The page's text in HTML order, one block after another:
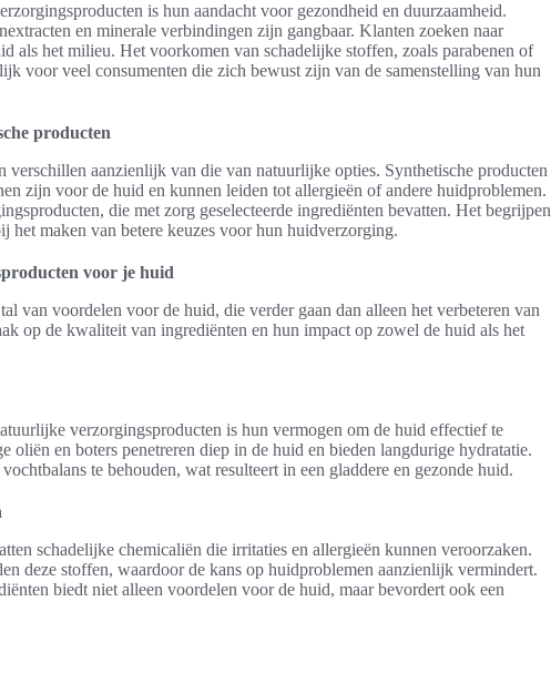
is hun aandacht voor gezondheid en duurzaamheid.
en minerale verbindingen zijn gangbaar. Klanten zoeken naar
als het milieu. Het voorkomen van schadelijke stoffen, zoals parabenen of
voor veel consumenten die zich bewust zijn van de samenstelling van hun
producten
verschillen aanzienlijk van die van natuurlijke opties. Synthetische producten
zijn voor de huid en kunnen leiden tot allergieën of andere huidproblemen.
die met zorg geselecteerde ingrediënten bevatten. Het begrijpen
het maken van betere keuzes voor hun huidverzorging.
voor je huid
van voordelen voor de huid, die verder gaan dan alleen het verbeteren van
op de kwaliteit van ingrediënten en hun impact op zowel de huid als het
verzorgingsproducten is hun vermogen om de huid effectief te
oliën en boters penetreren diep in de huid en bieden langdurige hydratatie.
te behouden, wat resulteert in een gladdere en gezonde huid.
schadelijke chemicaliën die irritaties en allergieën kunnen veroorzaken.
deze stoffen, waardoor de kans op huidproblemen aanzienlijk vermindert.
biedt niet alleen voordelen voor de huid, maar bevordert ook een